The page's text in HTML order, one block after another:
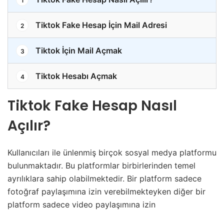
2 Tiktok Fake Hesap İçin Mail Adresi
3 Tiktok İçin Mail Açmak
4 Tiktok Hesabı Açmak
Tiktok Fake Hesap Nasıl
Açılır?
Kullanıcıları ile ünlenmiş birçok sosyal medya platformu
bulunmaktadır. Bu platformlar birbirlerinden temel
ayrılıklara sahip olabilmektedir. Bir platform sadece
fotoğraf paylaşımına izin verebilmekteyken diğer bir
platform sadece video paylaşımına izin